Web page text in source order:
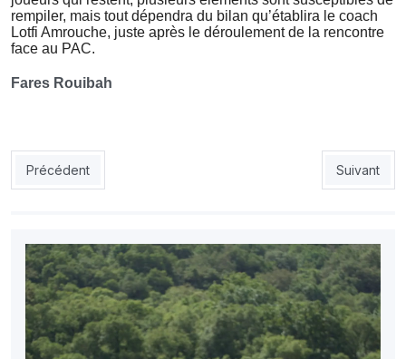
rempiler, mais tout dépendra du bilan qu’établira le coach
Lotfi Amrouche, juste après le déroulement de la rencontre
face au PAC.
Fares Rouibah
Article précédent : Guenaoui de retour à l’USMA, mais…
Précédent Article
Suivant